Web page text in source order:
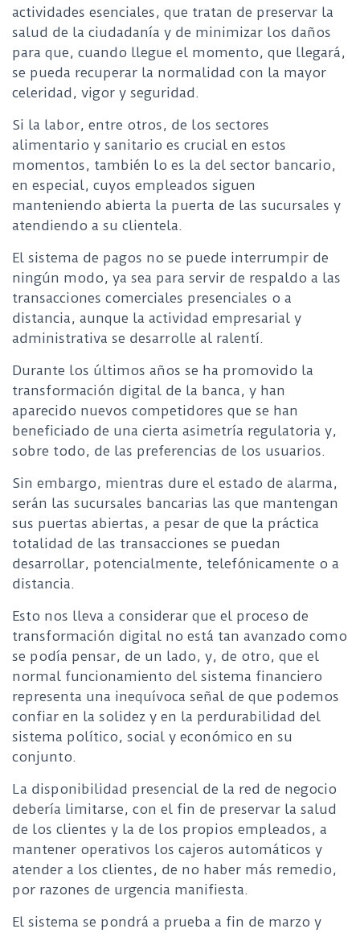
actividades esenciales, que tratan de preservar la
salud de la ciudadanía y de minimizar los daños
para que, cuando llegue el momento, que llegará,
se pueda recuperar la normalidad con la mayor
celeridad, vigor y seguridad.
Si la labor, entre otros, de los sectores
alimentario y sanitario es crucial en estos
momentos, también lo es la del sector bancario,
en especial, cuyos empleados siguen
manteniendo abierta la puerta de las sucursales y
atendiendo a su clientela.
El sistema de pagos no se puede interrumpir de
ningún modo, ya sea para servir de respaldo a las
transacciones comerciales presenciales o a
distancia, aunque la actividad empresarial y
administrativa se desarrolle al ralentí.
Durante los últimos años se ha promovido la
transformación digital de la banca, y han
aparecido nuevos competidores que se han
beneficiado de una cierta asimetría regulatoria y,
sobre todo, de las preferencias de los usuarios.
Sin embargo, mientras dure el estado de alarma,
serán las sucursales bancarias las que mantengan
sus puertas abiertas, a pesar de que la práctica
totalidad de las transacciones se puedan
desarrollar, potencialmente, telefónicamente o a
distancia.
Esto nos lleva a considerar que el proceso de
transformación digital no está tan avanzado como
se podía pensar, de un lado, y, de otro, que el
normal funcionamiento del sistema financiero
representa una inequívoca señal de que podemos
confiar en la solidez y en la perdurabilidad del
sistema político, social y económico en su
conjunto.
La disponibilidad presencial de la red de negocio
debería limitarse, con el fin de preservar la salud
de los clientes y la de los propios empleados, a
mantener operativos los cajeros automáticos y
atender a los clientes, de no haber más remedio,
por razones de urgencia manifiesta.
El sistema se pondrá a prueba a fin de marzo y